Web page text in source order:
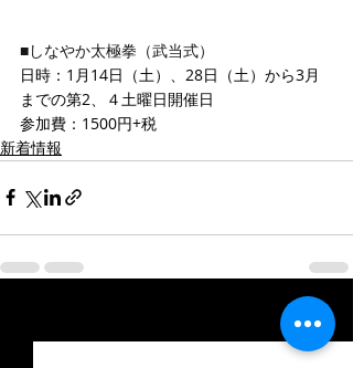
■しなやか太極拳（武当式）
日時：1月14日（土）、28日（土）から3月
までの第2、４土曜日開催日
参加費：1500円+税
新着情報
すべて表示